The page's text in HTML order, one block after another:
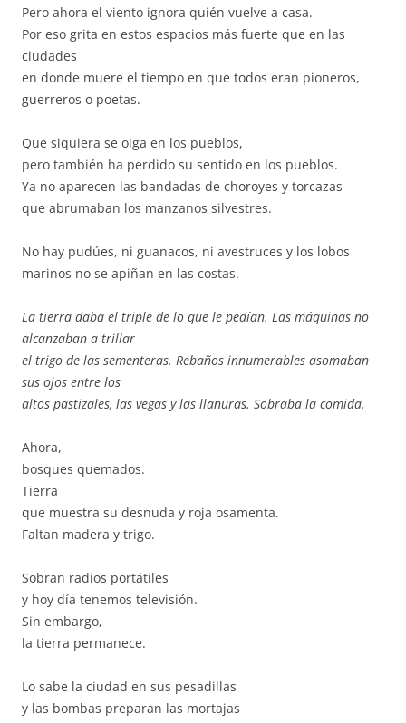
Pero ahora el viento ignora quién vuelve a casa.
Por eso grita en estos espacios más fuerte que en las
ciudades
en donde muere el tiempo en que todos eran pioneros,
guerreros o poetas.
Que siquiera se oiga en los pueblos,
pero también ha perdido su sentido en los pueblos.
Ya no aparecen las bandadas de choroyes y torcazas
que abrumaban los manzanos silvestres.
No hay pudúes, ni guanacos, ni avestruces y los lobos
marinos no se apiñan en las costas.
La tierra daba el triple de lo que le pedían. Las máquinas no
alcanzaban a trillar
el trigo de las sementeras. Rebaños innumerables asomaban
sus ojos entre los
altos pastizales, las vegas y las llanuras. Sobraba la comida.
Ahora,
bosques quemados.
Tierra
que muestra su desnuda y roja osamenta.
Faltan madera y trigo.
Sobran radios portátiles
y hoy día tenemos televisión.
Sin embargo,
la tierra permanece.
Lo sabe la ciudad en sus pesadillas
y las bombas preparan las mortajas